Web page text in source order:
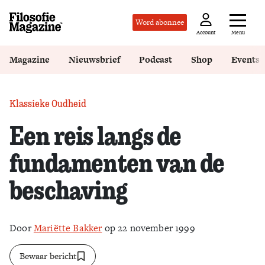
Word abonnee
Account Menu
Magazine Nieuwsbrief Podcast Shop Events
Klassieke Oudheid
Een reis langs de
fundamenten van de
beschaving
DoorMariëtte Bakker op 22 november 1999
Bewaar bericht